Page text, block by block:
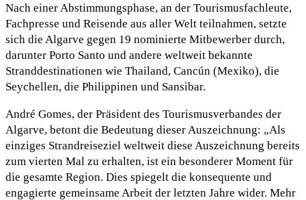
Nach einer Abstimmungsphase, an der Tourismusfachleute,
Fachpresse und Reisende aus aller Welt teilnahmen, setzte
sich die Algarve gegen 19 nominierte Mitbewerber durch,
darunter Porto Santo und andere weltweit bekannte
Stranddestinationen wie Thailand, Cancún (Mexiko), die
Seychellen, die Philippinen und Sansibar.
André Gomes, der Präsident des Tourismusverbandes der
Algarve, betont die Bedeutung dieser Auszeichnung: „Als
einziges Strandreiseziel weltweit diese Auszeichnung bereits
zum vierten Mal zu erhalten, ist ein besonderer Moment für
die gesamte Region. Dies spiegelt die konsequente und
engagierte gemeinsame Arbeit der letzten Jahre wider. Mehr